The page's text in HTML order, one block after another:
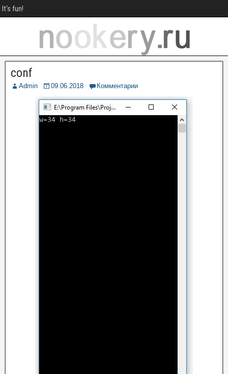
It's fun!
conf
Admin 09.06.2018 Комментарии